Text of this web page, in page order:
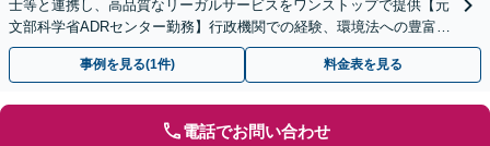
士等と連携し、高品質なリーガルサービスをワンストップで提供【元
文部科学省ADRセンター勤務】行政機関での経験、環境法への豊富な
知識を活かし、事業者さまの抱える問題を解決へ導きます
事例を見る(1件) 料金表を見る
電話でお問い合わせ